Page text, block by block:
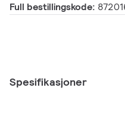
Full bestillingskode:
Spesifikasjoner